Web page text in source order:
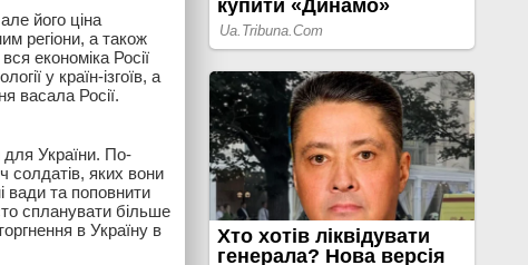
його ціна
регіони, а також
економіка Росії
у країн-ізгоїв, а
васала Росії.
України. По-
солдатів, яких вони
вади та поповнити
спланувати більше
в Україну в